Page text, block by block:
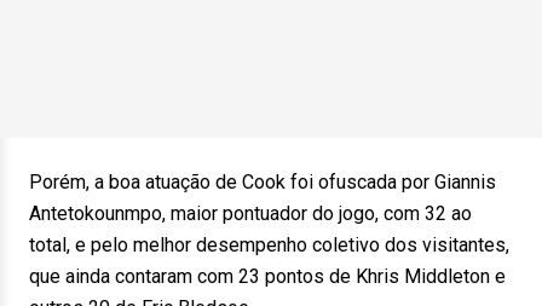
Porém, a boa atuação de Cook foi ofuscada por Giannis
Antetokounmpo, maior pontuador do jogo, com 32 ao
total, e pelo melhor desempenho coletivo dos visitantes,
que ainda contaram com 23 pontos de Khris Middleton e